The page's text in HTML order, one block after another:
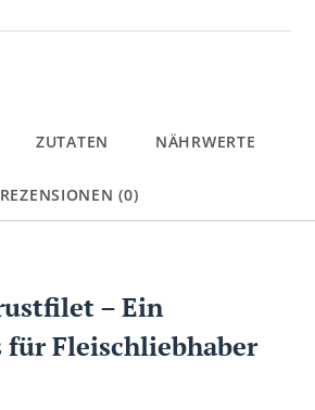
ZUTATEN NÄHRWERTE
REZENSIONEN (0)
– Ein
für Fleischliebhaber